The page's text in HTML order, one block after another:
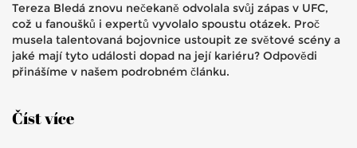
Tereza Bledá znovu nečekaně odvolala svůj zápas v UFC,
což u fanoušků i expertů vyvolalo spoustu otázek. Proč
musela talentovaná bojovnice ustoupit ze světové scény a
jaké mají tyto události dopad na její kariéru? Odpovědi
přinášíme v našem podrobném článku.
Číst více